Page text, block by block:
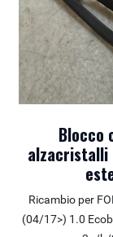
Blocco
Ricambio per
(04/17>) 1.0